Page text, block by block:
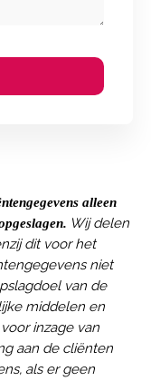
alleen
Wij delen
dit voor het
niet
van de
middelen en
inzage van
aan de cliënten
als er geen